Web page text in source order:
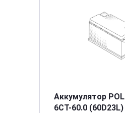
Аккумулятор
6CT-60.0